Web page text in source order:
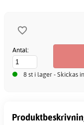
Antal:
8 st i lager - Skickas